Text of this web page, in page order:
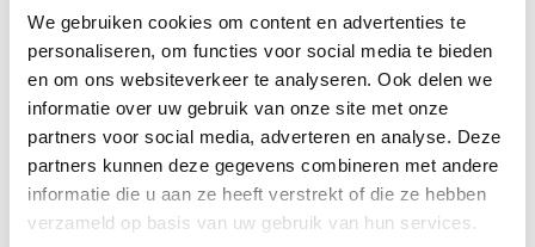
We gebruiken cookies om content en advertenties te
personaliseren, om functies voor social media te bieden
en om ons websiteverkeer te analyseren. Ook delen we
informatie over uw gebruik van onze site met onze
partners voor social media, adverteren en analyse. Deze
partners kunnen deze gegevens combineren met andere
informatie die u aan ze heeft verstrekt of die ze hebben
verzameld op basis van uw gebruik van hun services.
en verdient een aanpak die daarop is afgestemd.
Goede mondhygiëne ondersteunt niet alleen een
gezonde glimlach, maar kan ook tandproblemen
helpen voorkomen door regelmatig tandartsbezoek
en de juiste zorg. Voor aanvullende tips en adviezen
kunt u ook onzeblogslezen.
Extra tips voor het poetsen van